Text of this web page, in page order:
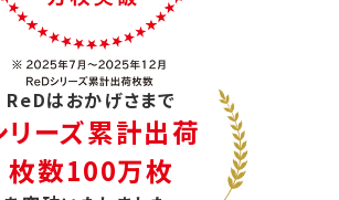
ReDはおかげさまで
リーズ累計出荷
枚数100万枚